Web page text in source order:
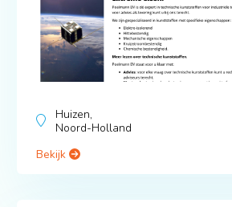
Huizen,
Noord-Holland
Bekijk